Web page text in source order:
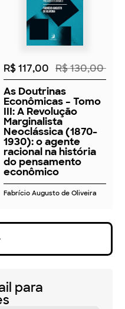
2026
R$ 117,00 R$ 130,00
As Doutrinas
Econômicas – Tomo
III: A Revolução
Marginalista
Neoclássica (1870-
1930): o agente
racional na história
do pensamento
econômico
Fabrício Augusto de Oliveira
para